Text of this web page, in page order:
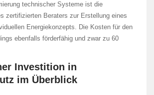
technischer Systeme ist die
zertifizierten Beraters zur Erstellung eines
Energiekonzepts. Die Kosten für den
ebenfalls förderfähig und zwar zu 60
Investition in
im Überblick